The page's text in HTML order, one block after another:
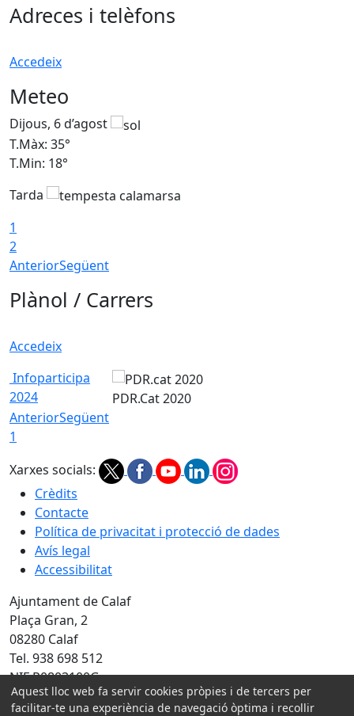
Adreces i telèfons
Accedeix
Meteo
Dijous, 6 d’agost
T.Màx: 35°
T.Min: 18°
Tarda
1
2
AnteriorSegüent
Plànol / Carrers
Accedeix
Infoparticipa
2024
PDR.Cat 2020
AnteriorSegüent
1
Xarxes socials:
Crèdits
Contacte
Política de privacitat i protecció de dades
Avís legal
Accessibilitat
Ajuntament de Calaf
Plaça Gran, 2
08280 Calaf
Tel. 938 698 512
NIF P0803100G
Amb la col·laboració de:
Aquest lloc web fa servir cookies pròpies i de tercers per
facilitar-te una experiència de navegació òptima i recollir